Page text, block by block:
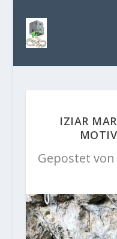
IZIAR
Gepostet von